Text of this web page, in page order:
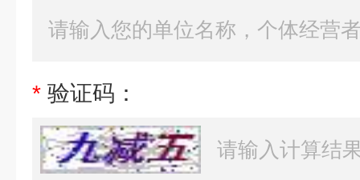
* 验证码：